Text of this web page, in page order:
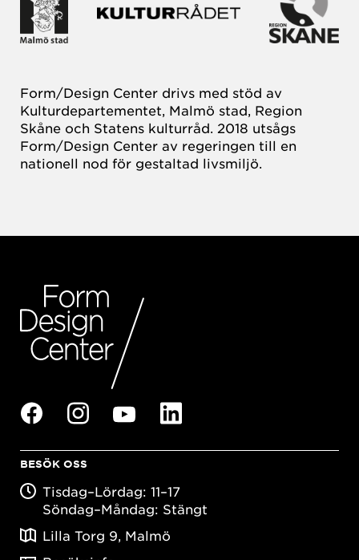
Form/Design Center drivs med stöd av
Kulturdepartementet, Malmö stad, Region
Skåne och Statens kulturråd. 2018 utsågs
Form/Design Center av regeringen till en
nationell nod för gestaltad livsmiljö.
BESÖK OSS
Tisdag–Lördag: 11–17
Söndag–Måndag: Stängt
Lilla Torg 9, Malmö